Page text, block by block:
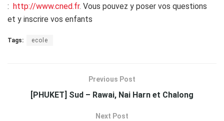
: http://www.cned.fr. Vous pouvez y poser vos questions
et y inscrire vos enfants
Tags: ecole
Previous Post
[PHUKET] Sud – Rawai, Nai Harn et Chalong
Next Post